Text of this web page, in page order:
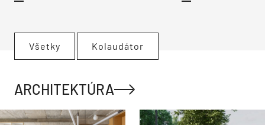
Všetky Kolaudátor
ARCHITEKTÚRA